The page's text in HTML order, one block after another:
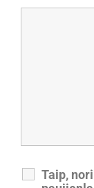
Taip,